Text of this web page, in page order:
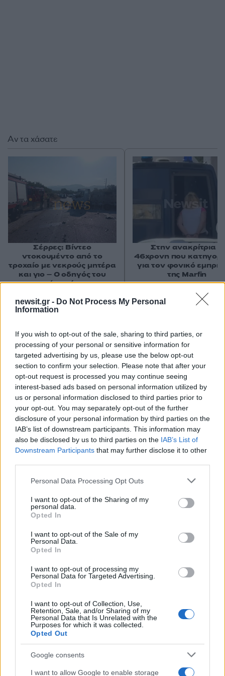
newsit.gr - Do Not Process My Personal
Information
If you wish to opt-out of the sale, sharing to third parties, or
processing of your personal or sensitive information for
targeted advertising by us, please use the below opt-out
section to confirm your selection. Please note that after your
opt-out request is processed you may continue seeing
interest-based ads based on personal information utilized by
us or personal information disclosed to third parties prior to
your opt-out. You may separately opt-out of the further
disclosure of your personal information by third parties on the
IAB’s list of downstream participants. This information may
also be disclosed by us to third parties on the IAB’s List of
Downstream Participants that may further disclose it to other
Please note that this website/app uses one or more Google
not limited to your visit or usage behaviour. You may click to
grant or deny consent to Google and its third-party tags to
use your data for below specified purposes in below Google
consent section.
Personal Data Processing Opt Outs
I want to opt-out of the Sharing of my
personal data.
Opted In
I want to opt-out of the Sale of my
Personal Data.
Opted In
I want to opt-out of processing my
Personal Data for Targeted Advertising.
Opted In
I want to opt-out of Collection, Use,
Retention, Sale, and/or Sharing of my
Personal Data that Is Unrelated with the
Purposes for which it was collected.
Opted Out
Google consents
I want to allow Google to enable storage
Σχόλια
Σχολίασε εδώ
50 /50
Υποβολή σχολίου
Όροι Χρήσης . Το site προστατεύεται από reCAPTCHA, ισχύουν
ΣΕΡΕΝΑ ΓΟΥΙΛΙΑΜΣ
Share:
Ακολουθήστε το Νewsit.gr στοGoogle News
ενημερωθείτε πρώτοι για όλη την ειδησεογραφία και τα
τελευταία νέατης ημέρας
Αν τα χάσατε
Σέρρες: Βίντεο
ντοκουμέντο από το
τροχαίο με νεκρούς μητέρα
και γιο – Ο οδηγός του
φορτηγού κατέγραψε τη
Στην ανακρίτρια η
46χρονη που
για τον φονικό
της Marfin